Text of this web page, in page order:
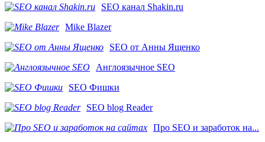
SEO канал Shakin.ru
Mike Blazer
SEO от Анны Ященко
Англоязычное SEO
SEO Фишки
SEO blog Reader
Про SEO и заработок на...